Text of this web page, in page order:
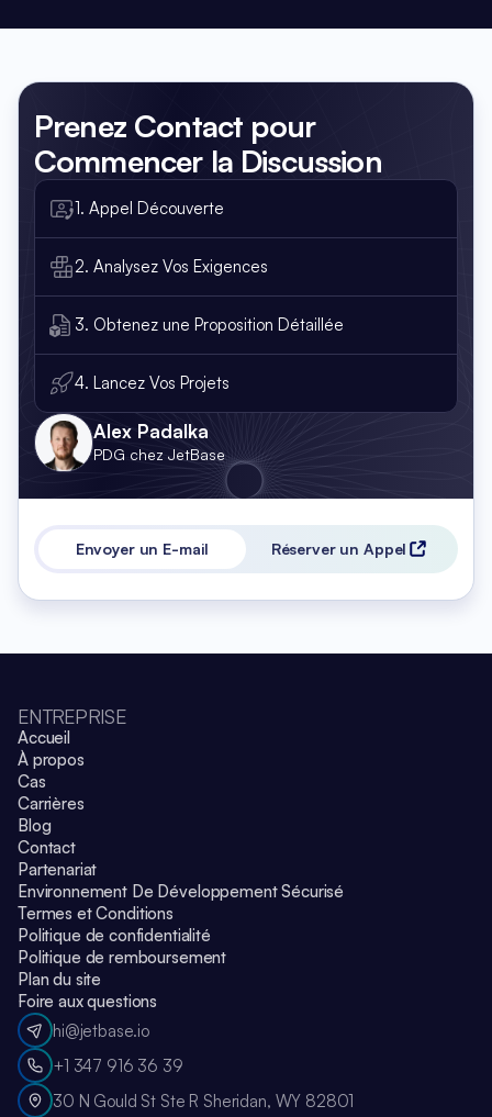
Prenez Contact pour
Commencer la Discussion
1. Appel Découverte
2. Analysez Vos Exigences
3. Obtenez une Proposition Détaillée
4. Lancez Vos Projets
Alex Padalka
PDG chez JetBase
Envoyer un E-mail Réserver un Appel
ENTREPRISE
Accueil
À propos
Cas
Carrières
Blog
Contact
Partenariat
Environnement De Développement Sécurisé
Termes et Conditions
Politique de confidentialité
Politique de remboursement
Plan du site
Foire aux questions
hi@jetbase.io
+1 347 916 36 39
30 N Gould St Ste R Sheridan, WY 82801